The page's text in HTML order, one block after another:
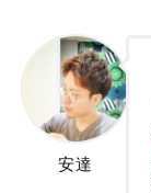
安達